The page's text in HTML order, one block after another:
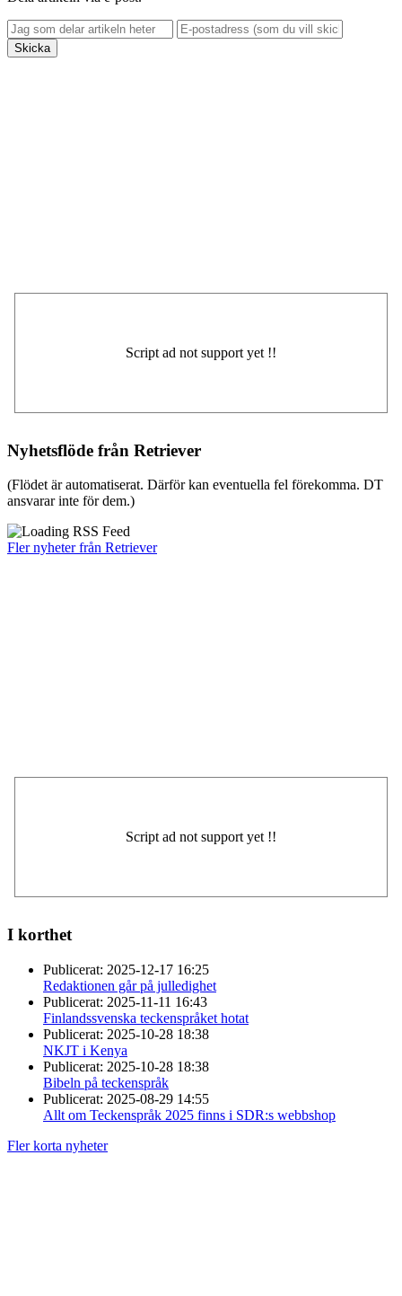
Skicka
Nyhetsflöde från Retriever
(Flödet är automatiserat. Därför kan eventuella fel förekomma. DT
ansvarar inte för dem.)
Fler nyheter från Retriever
I korthet
Publicerat: 2025-12-17 16:25
Redaktionen går på julledighet
Publicerat: 2025-11-11 16:43
Finlandssvenska teckenspråket hotat
Publicerat: 2025-10-28 18:38
NKJT i Kenya
Publicerat: 2025-10-28 18:38
Bibeln på teckenspråk
Publicerat: 2025-08-29 14:55
Allt om Teckenspråk 2025 finns i SDR:s webbshop
Fler korta nyheter